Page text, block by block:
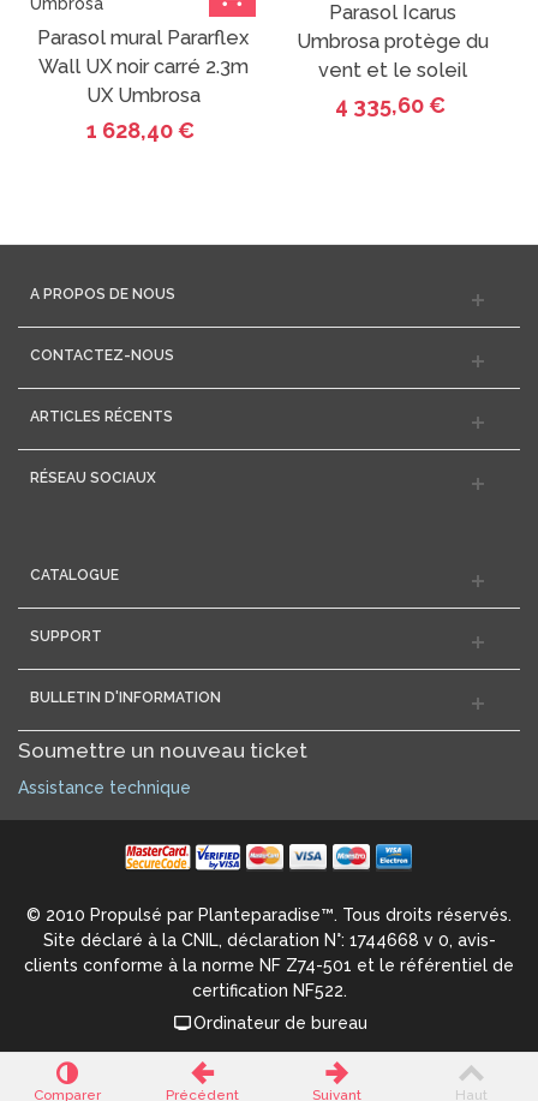
Parasol mural Pararflex
Wall UX noir carré 2.3m
UX Umbrosa
1 628,40 €
Parasol Icarus
Umbrosa protège du
vent et le soleil
4 335,60 €
A PROPOS DE NOUS
CONTACTEZ-NOUS
ARTICLES RÉCENTS
RÉSEAU SOCIAUX
CATALOGUE
SUPPORT
BULLETIN D'INFORMATION
Soumettre un nouveau ticket
Assistance technique
© 2010 Propulsé par Planteparadise™. Tous droits réservés.
Site déclaré à la CNIL, déclaration N°: 1744668 v 0, avis-
clients conforme à la norme NF Z74-501 et le référentiel de
certification NF522.
Ordinateur de bureau
Comparer Précédent Suivant Haut